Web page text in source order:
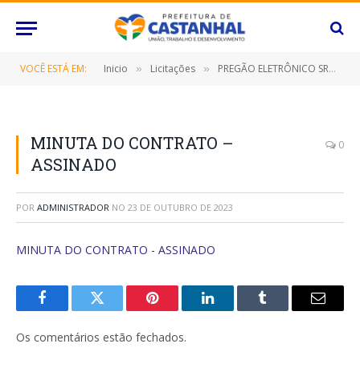
VOCÊ ESTÁ EM: Inicio » Licitações » PREGÃO ELETRÔNICO SRP Nº 063/2023 (CONTRATAÇÃO DE EMPRESA ESPECIALIZADA EM MANUTENÇÃO PREVENTIVA E CORRETIVA EM APARELHOS DE AR CONDICIONADO/SPLITS, FREEZER, GELADEIRA E BEBEDOURO, OBJETIVANDO ATENDER AS NECESSIDADES DAS DIVERSAS SECRETARIAS/FUNDOS MUNICIPAIS E O INSTITUTO DE PREVIDÊNCIA DESTE MUNICÍPIO DE CASTANHAL/PARÁ, POR UM PERÍODO DE 12 (DOZE) MESES)
MINUTA DO CONTRATO –
ASSINADO
0
POR ADMINISTRADOR NO 23 DE OUTUBRO DE 2023
MINUTA DO CONTRATO - ASSINADO
FacebookTwitter Pinterest O
Tumblr
E-
Os comentários estão fechados.